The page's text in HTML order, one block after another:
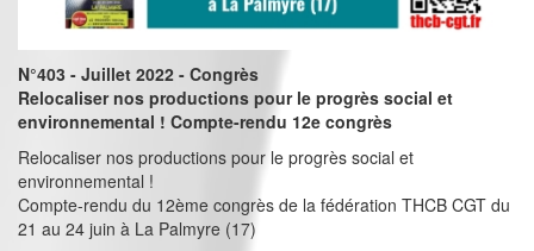
N°403 - Juillet 2022 - Congrès
Relocaliser nos productions pour le progrès social et
environnemental ! Compte-rendu 12e congrès
Relocaliser nos productions pour le progrès social et
environnemental !
Compte-rendu du 12ème congrès de la fédération THCB CGT du
21 au 24 juin à La Palmyre (17)